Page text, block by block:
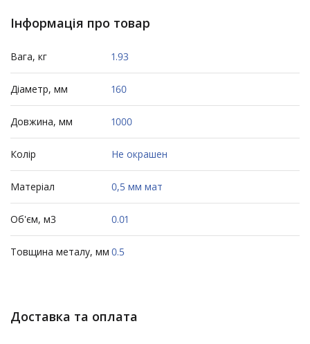
Інформація про товар
Вага, кг 1.93
Діаметр, мм 160
Довжина, мм 1000
Колір Не окрашен
Матеріал 0,5 мм мат
Об'єм, м3 0.01
Товщина металу, мм 0.5
Доставка та оплата